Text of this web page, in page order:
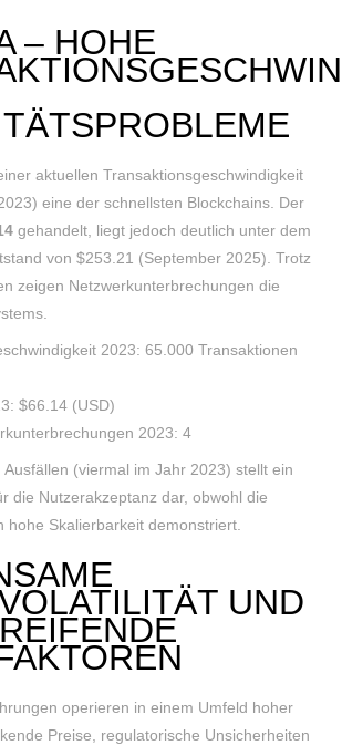
– HOHE
aktuellen Transaktionsgeschwindigkeit
eine der schnellsten Blockchains. Der
gehandelt, liegt jedoch deutlich unter dem
von $253.21 (September 2025). Trotz
zeigen Netzwerkunterbrechungen die
2023: 65.000 Transaktionen
$66.14 (USD)
2023: 4
Ausfällen (viermal im Jahr 2023) stellt ein
die Nutzerakzeptanz dar, obwohl die
hohe Skalierbarkeit demonstriert.
UND
operieren in einem Umfeld hoher
Preise, regulatorische Unsicherheiten